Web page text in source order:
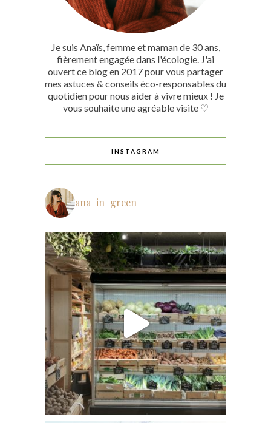
Je suis Anaïs, femme et maman de 30 ans,
fièrement engagée dans l'écologie. J'ai
ouvert ce blog en 2017 pour vous partager
mes astuces & conseils éco-responsables du
quotidien pour nous aider à vivre mieux ! Je
vous souhaite une agréable visite ♡
INSTAGRAM
ana_in_green